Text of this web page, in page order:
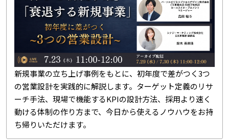
新規事業の立ち上げ事例をもとに、初年度で差がつく3つ
の営業設計を実践的に解説します。ターゲット定義のリサ
ーチ手法、現場で機能するKPIの設計方法、採用より速く
動ける体制の作り方まで、今日から使えるノウハウをお持
ち帰りいただけます。